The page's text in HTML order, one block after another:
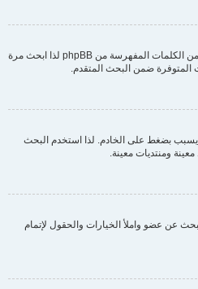
من الممكن أن يكون بحثك مبهما ولا يتضمن الكلمات المفهرسة من phpBB لذا ابحث مرة
المتوفرة ضمن البحث المتقدم.
يسبب بضغط على الخادم. لذا استخدم البحث
ومنتديات معينة.
عن عضو واملأ الخيارات والحقول لإتمام